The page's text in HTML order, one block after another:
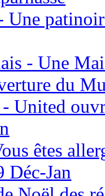
Une
- Une
du
United
êtes
Déc-Jan